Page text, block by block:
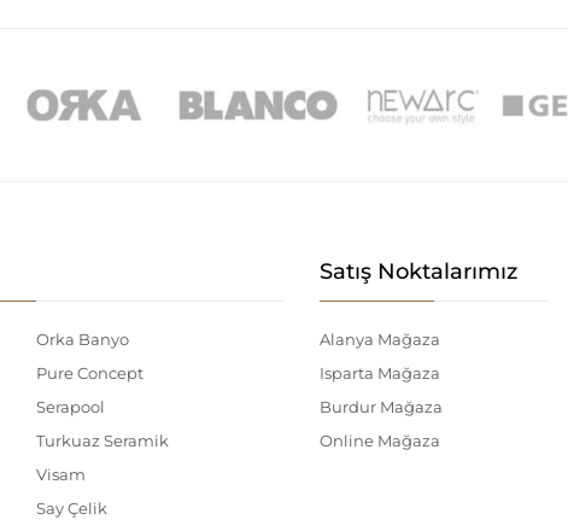
Orka Banyo
Pure Concept
Serapool
Turkuaz Seramik
Visam
Say Çelik
Satış Noktalarımız
Alanya Mağaza
Isparta Mağaza
Burdur Mağaza
Online Mağaza